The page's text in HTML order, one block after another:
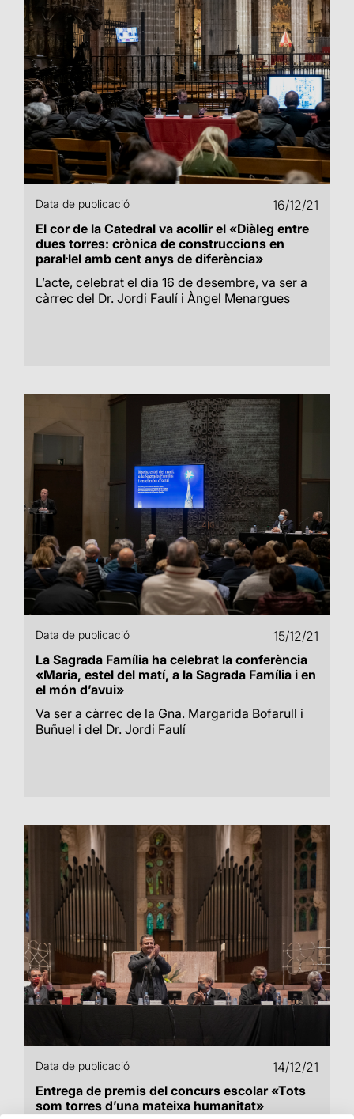
Data de publicació
16/12/21
El cor de la Catedral va acollir el «Diàleg entre
dues torres: crònica de construccions en
paral·lel amb cent anys de diferència»
L’acte, celebrat el dia 16 de desembre, va ser a
càrrec del Dr. Jordi Faulí i Àngel Menargues
Data de publicació
15/12/21
La Sagrada Família ha celebrat la conferència
«Maria, estel del matí, a la Sagrada Família i en
el món d’avui»
Va ser a càrrec de la Gna. Margarida Bofarull i
Buñuel i del Dr. Jordi Faulí
Data de publicació
14/12/21
Entrega de premis del concurs escolar «Tots
som torres d’una mateixa humanitat»